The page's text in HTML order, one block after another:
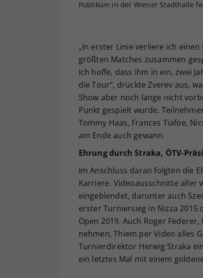
Publikum in der Wiener Stadthalle
„In erster Linie verliere ich
größten Matches zusammen
Ich hoffe, dass ihm in ein, zwei
die Tour“, drückte Zverev aus,
Show aber noch lange nicht
Punkt gespielt wurde.
Tommy Haas, Frances Tiafoe,
am Ende auch gewann.
Ehrung durch Straka, ÖTV-
Im Anschluss daran folgten die
Karriere. Videoausschnitte aller
eingeblendet, darunter auch
erster Turniersieg in Nizza
Open 2019. Auch Roger
nehmen, Thiem per Video alles
Turnierdirektor Herwig Straka
ein letztes Mal mit einem